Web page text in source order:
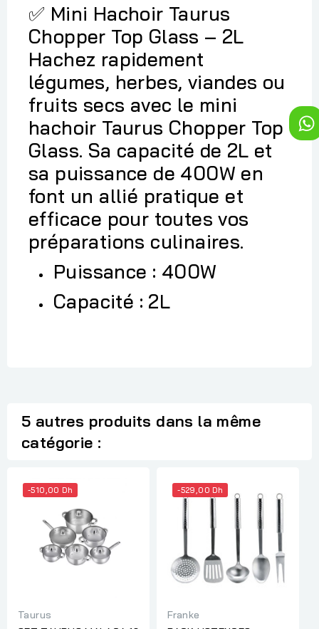
✅ Mini Hachoir Taurus
Chopper Top Glass – 2L
Hachez rapidement
légumes, herbes, viandes ou
fruits secs avec le mini
hachoir Taurus Chopper Top
Glass. Sa capacité de 2L et
sa puissance de 400W en
font un allié pratique et
efficace pour toutes vos
préparations culinaires.
Puissance : 400W
Capacité : 2L
5 autres produits dans la même
catégorie :
-510,00 Dh
Taurus
-529,00 Dh
Franke